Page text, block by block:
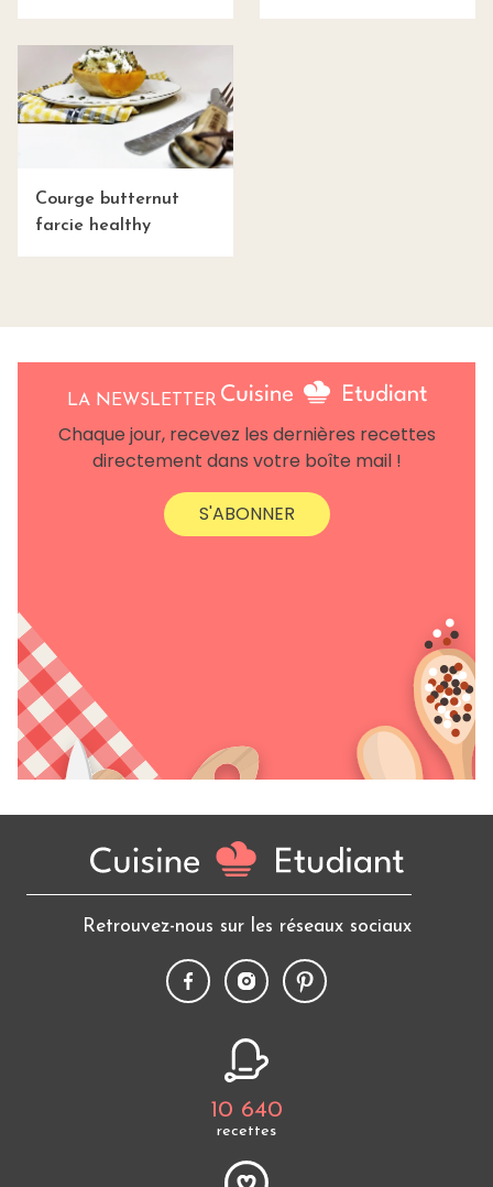
Courge butternut
farcie healthy
LA NEWSLETTER
Chaque jour, recevez les dernières recettes
directement dans votre boîte mail !
S'ABONNER
Retrouvez-nous sur les réseaux sociaux
10 640
recettes